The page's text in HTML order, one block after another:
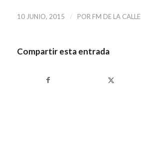
10 JUNIO, 2015 / POR FM DE LA CALLE
Compartir esta entrada